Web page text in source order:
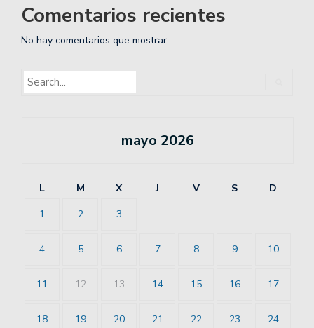
Comentarios recientes
No hay comentarios que mostrar.
mayo 2026
L M X J V S
D
1
2 3
4 5 6 7 8 9 10
11 12 13 14 15 16 17
18 19 20 21 22 23 24